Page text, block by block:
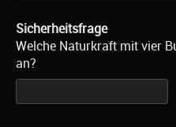
Sicherheitsfrage
Welche Naturkraft mit vier
an?